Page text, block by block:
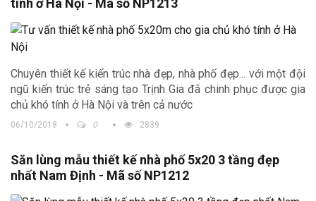
tính ở Hà Nội - Mã số NP1213
Chuyên thiết kế kiến trúc nhà đẹp, nhà phố đẹp... với một đội
ngũ kiến trúc trẻ sáng tạo Trịnh Gia đã chinh phục được gia
chủ khó tính ở Hà Nội và trên cả nước
06/10/2018 0 2839
Săn lùng mẫu thiết kế nhà phố 5x20 3 tầng đẹp
nhất Nam Định - Mã số NP1212